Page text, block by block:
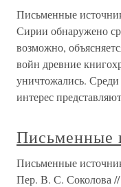
Письменные
Сирии обнаружено
возможно,
войн древние
уничтожались.
интерес представляют
Письменные
Письменные
Пер. В. С. Соколова